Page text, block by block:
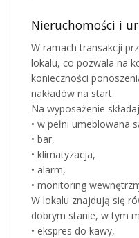
Nieruchomości i
W ramach transakcji
lokalu, co pozwala na
konieczności
nakładów na start.
Na wyposażenie
• w pełni umeblowana
• bar,
• klimatyzacja,
• alarm,
• monitoring
W lokalu znajdują się
dobrym stanie, w tym
• ekspres do kawy,